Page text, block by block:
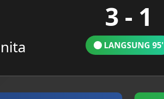
3 - 1
LANGSUNG 95'